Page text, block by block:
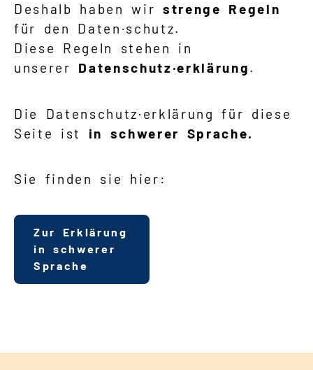
Gebärdensprache
Deshalb haben wir strenge Regeln
für den Daten ·schutz.
Diese Regeln stehen in
unserer Datenschutz·erklärung.
Die Datenschutz·erklärung für diese
Seite ist in schwerer Sprache.
Sie finden sie hier:
Zur Erklärung
in schwerer
Sprache